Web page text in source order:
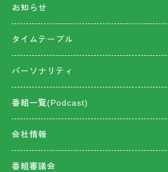
お知らせ
タイムテーブル
パーソナリティ
番組一覧(Podcast)
会社情報
番組審議会